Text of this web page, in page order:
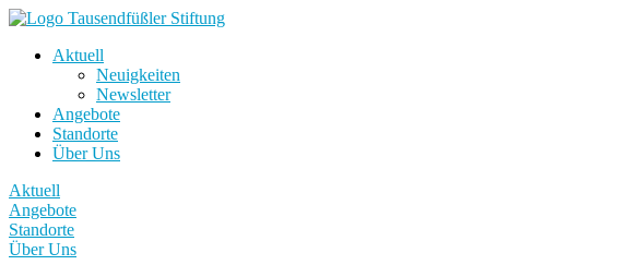
Aktuell
Neuigkeiten
Newsletter
Angebote
Standorte
Über Uns
Aktuell
Angebote
Standorte
Über Uns